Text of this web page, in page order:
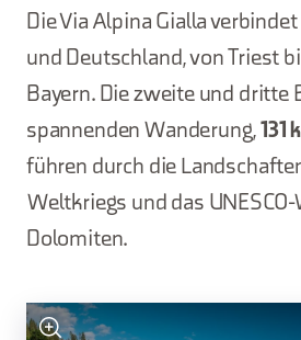
Die Via Alpina Gialla
und Deutschland, von Triest
Bayern. Die zweite und dritte
spannenden Wanderung, 131
führen durch die
Weltkriegs und das
Dolomiten.